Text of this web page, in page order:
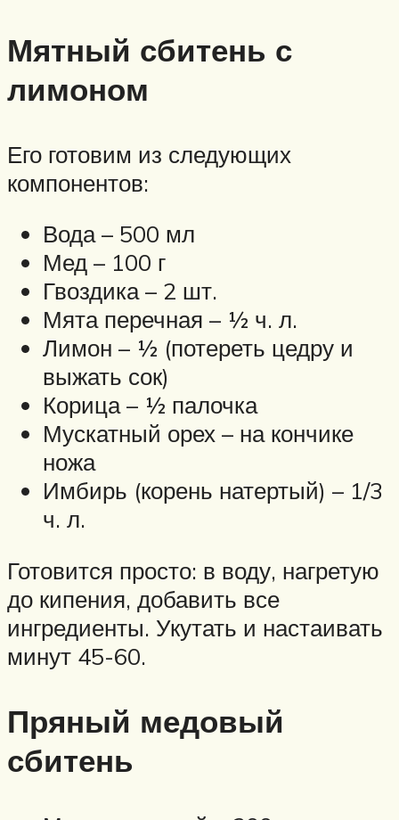
Мятный сбитень с
лимоном
Его готовим из следующих
компонентов:
Вода – 500 мл
Мед – 100 г
Гвоздика – 2 шт.
Мята перечная – ½ ч. л.
Лимон – ½ (потереть цедру и
выжать сок)
Корица – ½ палочка
Мускатный орех – на кончике
ножа
Имбирь (корень натертый) – 1/3
ч. л.
Готовится просто: в воду, нагретую
до кипения, добавить все
ингредиенты. Укутать и настаивать
минут 45-60.
Пряный медовый
сбитень